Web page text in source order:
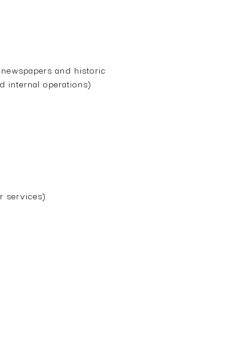
and historic
internal operations)
services)